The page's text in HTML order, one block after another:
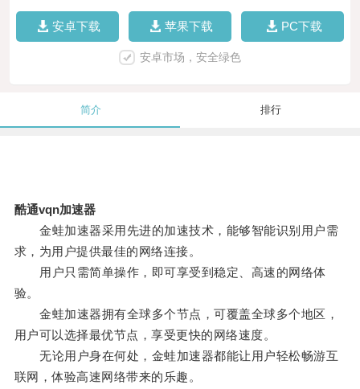
安卓下载 苹果下载 PC下载
安卓市场，安全绿色
简介 排行
酷通vqn加速器
金蛙加速器采用先进的加速技术，能够智能识别用户需
求，为用户提供最佳的网络连接。
用户只需简单操作，即可享受到稳定、高速的网络体
验。
金蛙加速器拥有全球多个节点，可覆盖全球多个地区，
用户可以选择最优节点，享受更快的网络速度。
无论用户身在何处，金蛙加速器都能让用户轻松畅游互
联网，体验高速网络带来的乐趣。